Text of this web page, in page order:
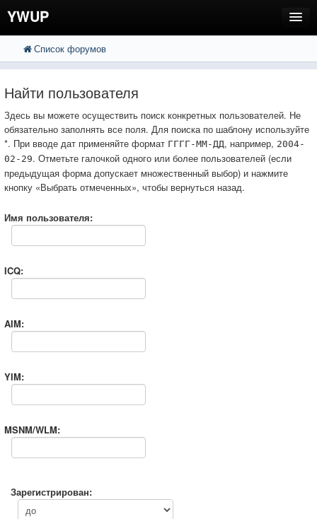
YWUP
FAQ
Вход
Список форумов
Найти пользователя
Здесь вы можете осуществить поиск конкретных пользователей. Не
обязательно заполнять все поля. Для поиска по шаблону используйте
*. При вводе дат применяйте формат ГГГГ-ММ-ДД, например, 2004-
02-29. Отметьте галочкой одного или более пользователей (если
предыдущая форма допускает множественный выбор) и нажмите
кнопку «Выбрать отмеченных», чтобы вернуться назад.
Имя пользователя:
ICQ:
AIM:
YIM:
MSNM/WLM:
Зарегистрирован: